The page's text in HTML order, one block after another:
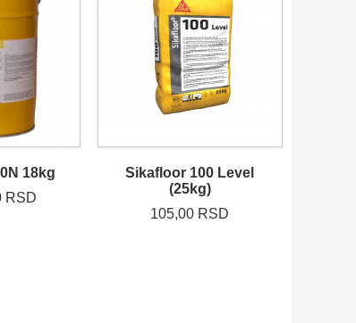
18kg
RSD
Sikafloor 100 Level
(25kg)
105,00 RSD